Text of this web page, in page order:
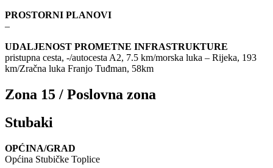
PROSTORNI PLANOVI
–
UDALJENOST PROMETNE INFRASTRUKTURE
pristupna cesta, -/autocesta A2, 7.5 km/morska luka – Rijeka, 193
km/Zračna luka Franjo Tuđman, 58km
Zona 15 / Poslovna zona
Stubaki
OPĆINA/GRAD
Općina Stubičke Toplice